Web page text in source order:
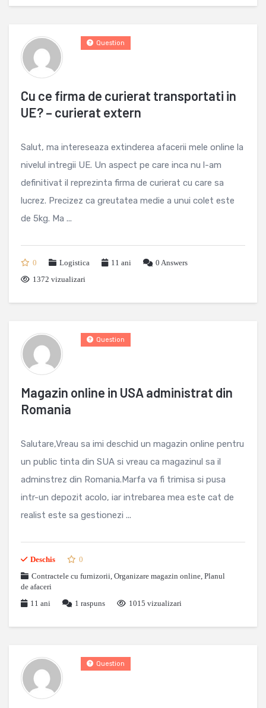
Cu ce firma de curierat transportati in
UE? – curierat extern
Question
Salut, ma intereseaza extinderea afacerii mele online la
nivelul intregii UE. Un aspect pe care inca nu l-am
definitivat il reprezinta firma de curierat cu care sa
lucrez. Precizez ca greutatea medie a unui colet este
de 5kg. Ma ...
0 Logistica 11 ani 0 Answers
1372 vizualizari
Magazin online in USA administrat din
Romania
Question
Salutare,Vreau sa imi deschid un magazin online pentru
un public tinta din SUA si vreau ca magazinul sa il
adminstrez din Romania.Marfa va fi trimisa si pusa
intr-un depozit acolo, iar intrebarea mea este cat de
realist este sa gestionezi ...
Deschis
0
Contractele cu furnizorii, Organizare magazin online, Planul
de afaceri
11 ani
1 raspuns 1015 vizualizari
Question